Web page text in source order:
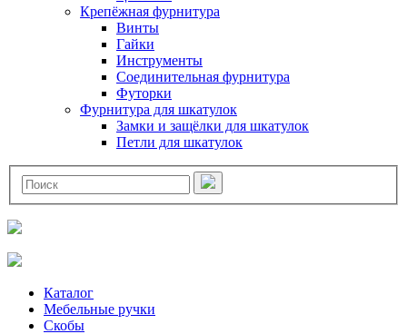
Крепёжная фурнитура
Винты
Гайки
Инструменты
Соединительная фурнитура
Футорки
Фурнитура для шкатулок
Замки и защёлки для шкатулок
Петли для шкатулок
Каталог
Мебельные ручки
Скобы